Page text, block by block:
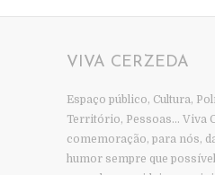
VIVA CERZEDA
Espaço público, Cultura,
Território, Pessoas… Viva
comemoração, para nós,
humor sempre que